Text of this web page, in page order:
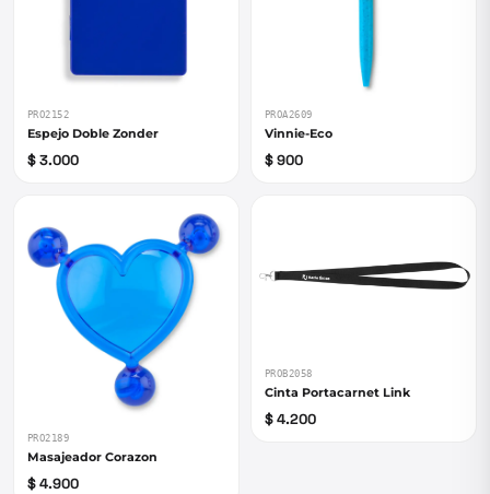
PRO2152
Espejo Doble Zonder
$ 3.000
PROA2609
Vinnie-Eco
$ 900
PRO2189
Masajeador Corazon
$ 4.900
PROB2058
Cinta Portacarnet Link
$ 4.200